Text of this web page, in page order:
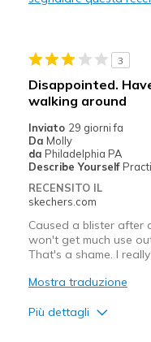
Casual Wear
Going Out
Travel
Width
Sizing
3
Disappointed.
walking around
Inviato 29 giorni fa
Da Molly
da Philadelphia PA
Describe Yourself
RECENSITO IL
skechers.com
Caused a blister after
won't get much use
That's a shame. I
Mostra traduzione
Più dettagli